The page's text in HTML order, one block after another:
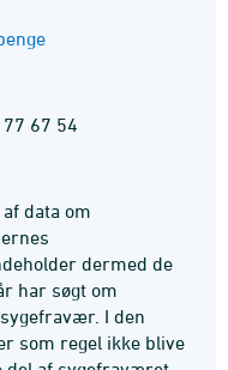
67 54
data om
dermed de
har søgt om
I den
som regel ikke blive